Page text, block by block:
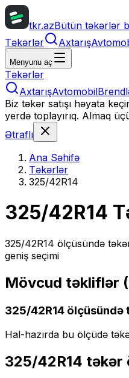
tkr.azBütün təkərlər
Təkərlər
Axtarış
Menyunu aç
Təkərlər
AxtarışAvtomobil
Biz təkər satışı həyata
yerdə toplayırıq. Almaq
Ətraflı
Ana Səhifə
Təkərlər
325/42R14
325/42R14
325/42R14 ölçüsündə
geniş seçimi
Mövcud təkliflər (
325/42R14 ölçüsündə
Hal-hazırda bu ölçüdə
325/42R14 təkər